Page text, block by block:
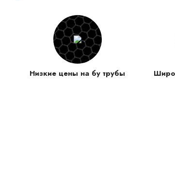
Низкие цены на бу трубы